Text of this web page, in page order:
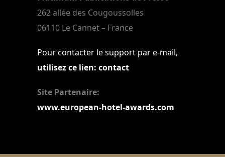
262 allée des Cougoussolles
06110 Le Cannet – France
Pour contacter le support par e-mail,
utilisez ce lien: contact
Site Partenaire:
www.european-hotel-awards.com